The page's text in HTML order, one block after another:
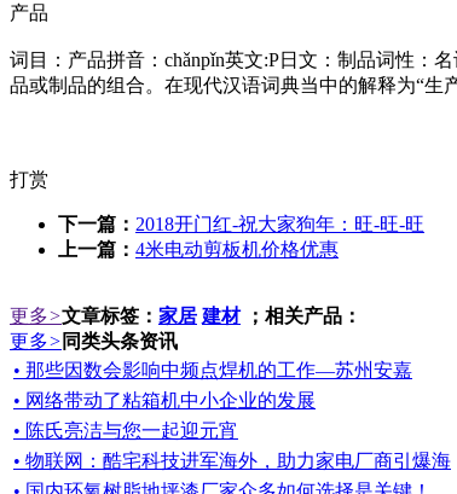
产品
词目：产品拼音：chǎnpǐn英文:P日文：制品词性
品或制品的组合。在现代汉语词典当中的解释为“生
打赏
下一篇： 2018开门红-祝大家狗年：旺-旺-旺
上一篇： 4米电动剪板机价格优惠
更多>文章标签： 家居 建材；相关产品：
更多> 同类头条资讯
• 那些因数会影响中频点焊机的工作—苏州安嘉
• 网络带动了粘箱机中小企业的发展
• 陈氏亮洁与您一起迎元宵
• 物联网：酷宅科技进军海外，助力家电厂商引爆海